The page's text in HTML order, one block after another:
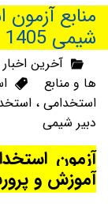
منابع
شیمی 1405
آخرین
ها و منابع
استخدامی ،
دبیر شیمی
آزمون
آموزش و